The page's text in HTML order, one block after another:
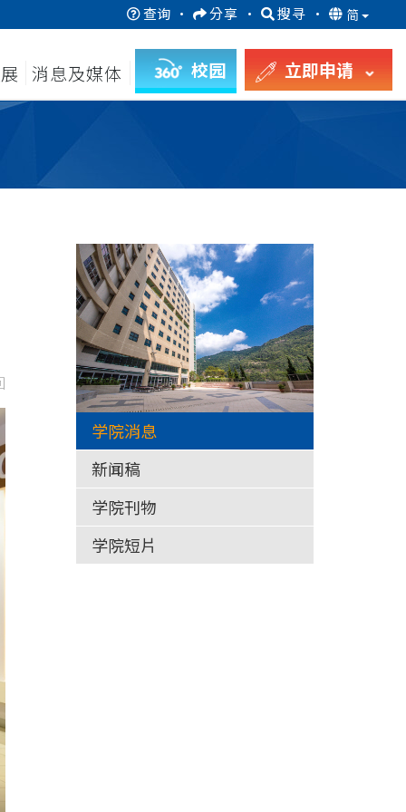
查询 · 分享 · 搜寻 · 简
消息及媒体 校园 立即申请
学院消息
新闻稿
学院刊物
学院短片